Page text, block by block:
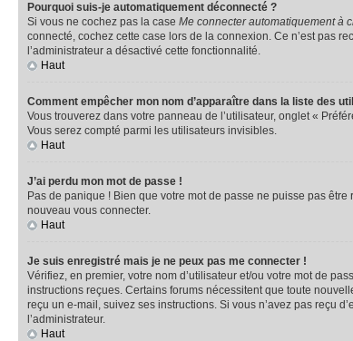
Pourquoi suis-je automatiquement déconnecté ?
Si vous ne cochez pas la case Me connecter automatiquement à
connecté, cochez cette case lors de la connexion. Ce n’est pas
l’administrateur a désactivé cette fonctionnalité.
Haut
Comment empêcher mon nom d’apparaître dans la liste des
Vous trouverez dans votre panneau de l’utilisateur, onglet «
Vous serez compté parmi les utilisateurs invisibles.
Haut
J’ai perdu mon mot de passe !
Pas de panique ! Bien que votre mot de passe ne puisse pas
nouveau vous connecter.
Haut
Je suis enregistré mais je ne peux pas me connecter !
Vérifiez, en premier, votre nom d’utilisateur et/ou votre mot de
instructions reçues. Certains forums nécessitent que toute
reçu un e-mail, suivez ses instructions. Si vous n’avez pas reçu
l’administrateur.
Haut